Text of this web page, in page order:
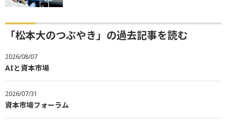
「松本大のつぶやき」の過去記事を読む
2026/08/07
AIと資本市場
2026/07/31
資本市場フォーラム